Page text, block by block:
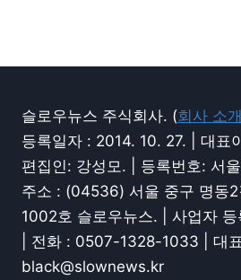
슬로우뉴스 주식회사. (회사 소
등록일자 : 2014. 10. 27. | 대표
편집인: 강성모. | 등록번호: 서
주소 : (04536) 서울 중구 명동
1002호 슬로우뉴스. | 사업자
| 전화 : 0507-1328-1033 | 대
black@slownews.kr